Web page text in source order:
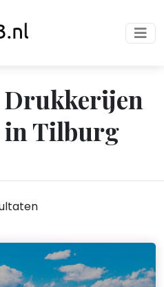
Drukkerijen
in Tilburg